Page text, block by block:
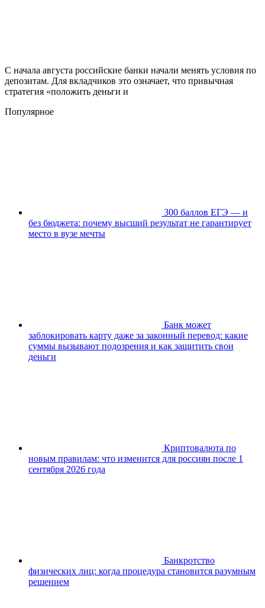
С начала августа российские банки начали менять условия по
депозитам. Для вкладчиков это означает, что привычная
стратегия «положить деньги и
Популярное
300 баллов ЕГЭ — и
без бюджета: почему высший результат не гарантирует
место в вузе мечты
Банк может
заблокировать карту даже за законный перевод: какие
суммы вызывают подозрения и как защитить свои
деньги
Криптовалюта по
новым правилам: что изменится для россиян после 1
сентября 2026 года
Банкротство
физических лиц: когда процедура становится разумным
решением